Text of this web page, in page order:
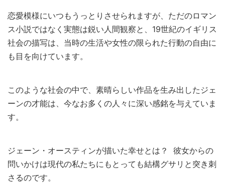
恋愛模様にいつもうっとりさせられますが、ただのロマン
ス小説ではなく実態は鋭い人間観察と、19世紀のイギリス
社会の描写は、当時の生活や女性の限られた行動の自由に
も目を向けています。
このような社会の中で、素晴らしい作品を生み出したジェ
ーンの才能は、今なお多くの人々に深い感銘を与えていま
す。
ジェーン・オースティンが描いた幸せとは？ 彼女からの
問いかけは現代の私たちにもとっても結構グサリと突き刺
さるのです。